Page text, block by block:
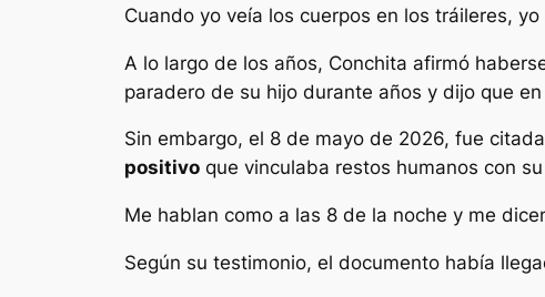
Cuando yo veía los cuerpos en los tráileres,
A lo largo de los años, Conchita afirmó
paradero de su hijo durante años y dijo que
Sin embargo, el 8 de mayo de 2026, fue
positivo que vinculaba restos humanos con
Me hablan como a las 8 de la noche y me
Según su testimonio, el documento había